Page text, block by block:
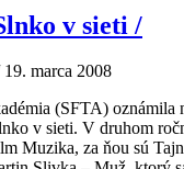
v sieti /
19. marca 2008
(SFTA) oznámila
v sieti. V druhom
Muzika, za ňou sú